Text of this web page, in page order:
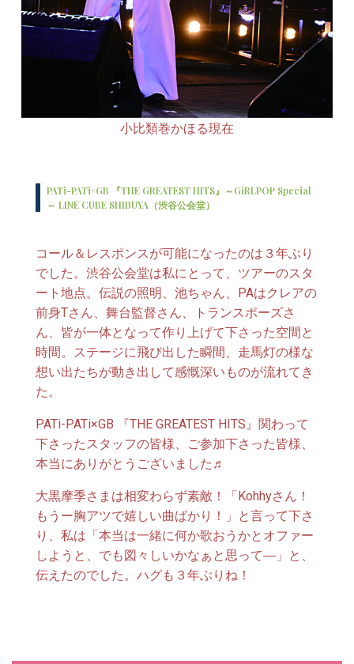
小比類巻かほる現在
PATi-PATi×GB 『THE GREATEST HITS』～GiRLPOP Special
～ LINE CUBE SHIBUYA（渋谷公会堂）
コール＆レスポンスが可能になったのは３年ぶり
でした。渋谷公会堂は私にとって、ツアーのスタ
ート地点。伝説の照明、池ちゃん、PAはクレアの
前身Tさん、舞台監督さん、トランスポーズさ
ん、皆が一体となって作り上げて下さった空間と
時間。ステージに飛び出した瞬間、走馬灯の様な
想い出たちが動き出して感慨深いものが流れてき
た。
PATi-PATi×GB 『THE GREATEST HITS』関わって
下さったスタッフの皆様、ご参加下さった皆様、
本当にありがとうございました♬
大黒摩季さまは相変わらず素敵！「Kohhyさん！
もうー胸アツで嬉しい曲ばかり！」と言って下さ
り、私は「本当は一緒に何か歌おうかとオファー
しようと、でも図々しいかなぁと思って―」と、
伝えたのでした。ハグも３年ぶりね！